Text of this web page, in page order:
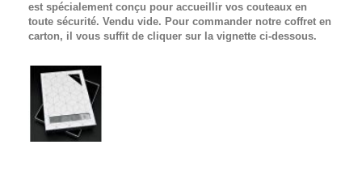
est spécialement conçu pour accueillir vos couteaux en
toute sécurité. Vendu vide. Pour commander notre coffret en
carton, il vous suffit de cliquer sur la vignette ci-dessous.